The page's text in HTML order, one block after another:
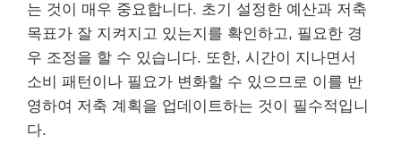
는 것이 매우 중요합니다. 초기 설정한 예산과 저축
목표가 잘 지켜지고 있는지를 확인하고, 필요한 경
우 조정을 할 수 있습니다. 또한, 시간이 지나면서
소비 패턴이나 필요가 변화할 수 있으므로 이를 반
영하여 저축 계획을 업데이트하는 것이 필수적입니
다.